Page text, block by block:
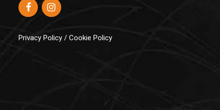
Privacy Policy / Cookie Policy